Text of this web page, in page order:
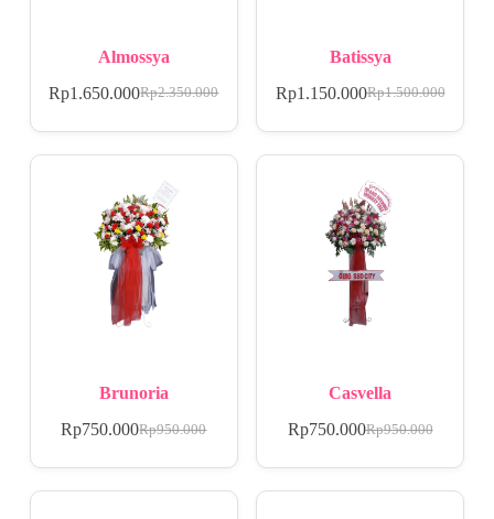
Almossya
Rp2.350.000
Rp1.650.000
Batissya
Rp1.500.000
Rp1.150.000
Brunoria
Rp950.000
Rp750.000
Casvella
Rp950.000
Rp750.000